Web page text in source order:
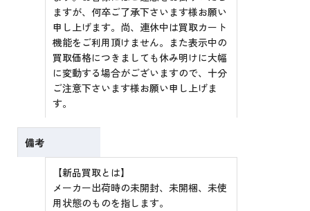
ますが、何卒ご了承下さいます様お願い
申し上げます。尚、連休中は買取カート
機能をご利用頂けません。また表示中の
買取価格につきましても休み明けに大幅
に変動する場合がございますので、十分
ご注意下さいます様お願い申し上げま
す。
備考
【新品買取とは】
メーカー出荷時の未開封、未開梱、未使
用状態のものを指します。